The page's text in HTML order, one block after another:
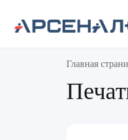
Главная